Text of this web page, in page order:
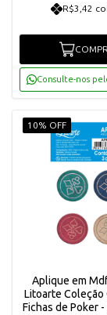
R$3,42
Consulte-nos
10% OFF
Aplique em
Litoarte Coleção
Fichas de Poker